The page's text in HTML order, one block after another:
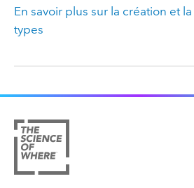
En savoir plus sur la création et
types